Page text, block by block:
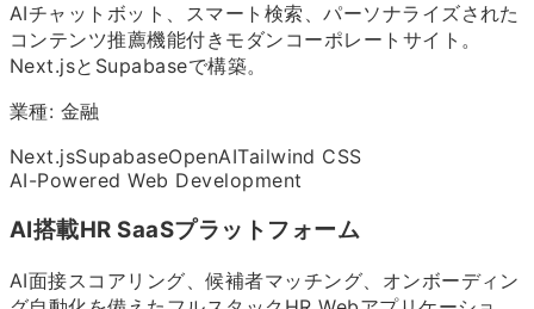
AIチャットボット、スマート検索、パーソナライズされた
コンテンツ推薦機能付きモダンコーポレートサイト。
Next.jsとSupabaseで構築。
業種: 金融
Next.jsSupabaseOpenAITailwind CSS
AI-Powered Web Development
AI搭載HR SaaSプラットフォーム
AI面接スコアリング、候補者マッチング、オンボーディン